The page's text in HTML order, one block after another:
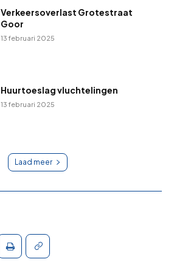
Verkeersoverlast Grotestraat
Goor
13 februari 2025
Huurtoeslag vluchtelingen
13 februari 2025
Laad meer